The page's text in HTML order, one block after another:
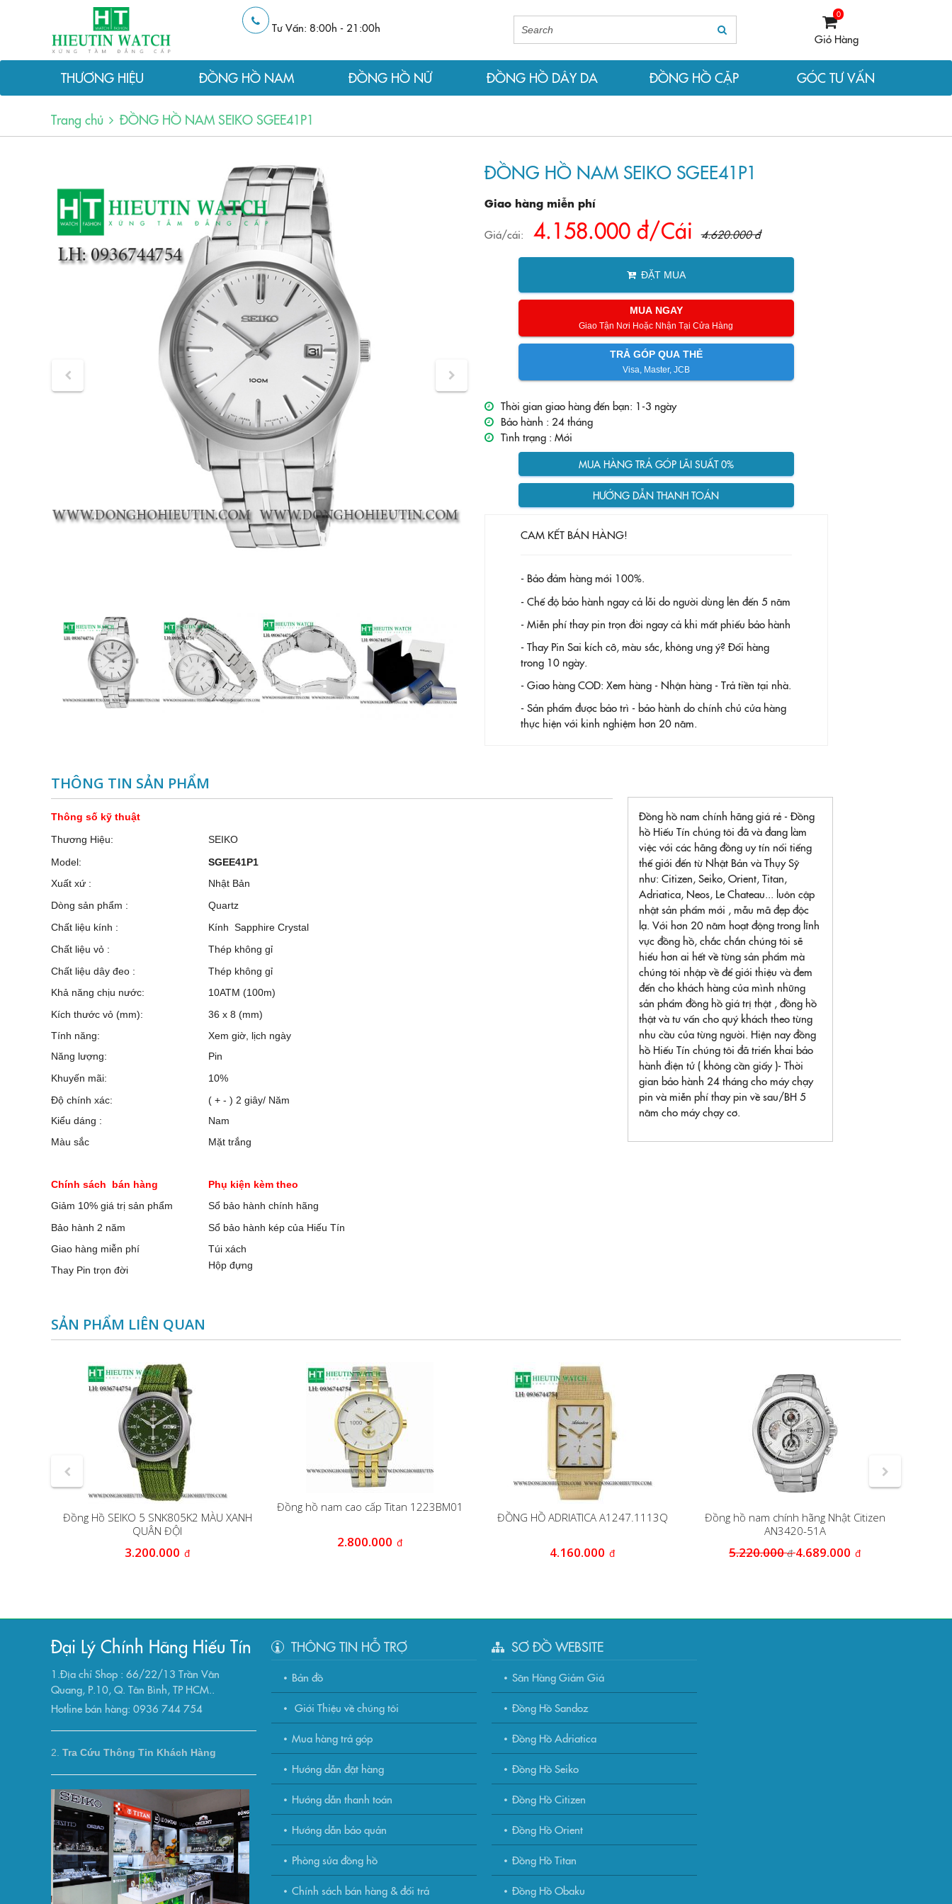
Tư Vấn: 8:00h - 21:00h
0
Giỏ Hàng
THƯƠNG HIỆU ĐỒNG HỒ NAM ĐỒNG HỒ NỮ ĐỒNG HỒ DÂY DA ĐỒNG HỒ CẶP GÓC TƯ VẤN
Trang chủ ĐỒNG HỒ NAM SEIKO SGEE41P1
ĐỒNG HỒ NAM SEIKO SGEE41P1
Giao hàng miễn phí
Giá/cái: 4.158.000 đ/Cái 4.620.000 đ
ĐẶT MUA
MUA NGAY
Giao Tận Nơi Hoặc Nhận Tại Cửa Hàng
TRẢ GÓP QUA THẺ
Visa, Master, JCB
Thời gian giao hàng đến bạn: 1-3 ngày
Bảo hành : 24 tháng
Tình trạng : Mới
MUA HÀNG TRẢ GÓP LÃI SUẤT 0%
HƯỚNG DẪN THANH TOÁN
CAM KẾT BÁN HÀNG!
- Bảo đảm hàng mới 100%.
- Chế độ bảo hành ngay cả lỗi do người dùng lên đến 5 năm
- Miễn phí thay pin trọn đời ngay cả khi mất phiếu bảo hành
- Thay Pin Sai kích cỡ, màu sắc, không ưng ý? Đổi hàng
trong 10 ngày.
- Giao hàng COD: Xem hàng - Nhận hàng - Trả tiền tại nhà.
- Sản phẩm được bảo trì - bảo hành do chính chủ cửa hàng
thực hiện với kinh nghiệm hơn 20 năm.
THÔNG TIN SẢN PHẨM
Thông số kỹ thuật
Thương Hiệu:
SEIKO
Model:
SGEE41P1
Xuất xứ :
Nhật Bản
Dòng sản phẩm :
Quartz
Chất liệu kính :
Kính Sapphire Crystal
Chất liệu vỏ :
Thép không gỉ
Chất liệu dây đeo :
Thép không gỉ
Khả năng chịu nước:
10ATM (100m)
Kích thước vỏ (mm):
36 x 8 (mm)
Tính năng:
Xem giờ, lịch ngày
Năng lượng:
Pin
Khuyến mãi:
10%
Độ chính xác:
( + - ) 2 giây/ Năm
Kiểu dáng :
Nam
Màu sắc
Mặt trắng
Chính sách bán hàng
Phụ kiện kèm theo
Giảm 10% giá trị sản phẩm
Sổ bảo hành chính hãng
Bảo hành 2 năm
Sổ bảo hành kép của Hiếu Tín
Giao hàng miễn phí
Túi xách
Thay Pin trọn đời
Hộp đựng
Đồng hồ nam chính hãng giá rẻ - Đồng
hồ Hiếu Tín chúng tôi đã và đang làm
việc với các hãng đồng uy tín nổi tiếng
thế giới đến từ Nhật Bản và Thụy Sỹ
như: Citizen, Seiko, Orient, Titan,
Adriatica, Neos, Le Chateau... luôn cập
nhật sản phẩm mới , mẫu mã đẹp độc
lạ. Với hơn 20 năm hoạt động trong lĩnh
vực đồng hồ, chắc chắn chúng tôi sẽ
hiểu hơn ai hết về từng sản phẩm mà
chúng tôi nhập về để giới thiệu và đem
đến cho khách hàng của mình những
sản phẩm đồng hồ giá trị thật , đồng hồ
thật và tư vấn cho quý khách theo từng
nhu cầu của từng người. Hiện nay đồng
hồ Hiếu Tín chúng tôi đã triển khai bảo
hành điện tử ( không cần giấy )- Thời
gian bảo hành 24 tháng cho máy chạy
pin và miễn phí thay pin về sau/BH 5
năm cho máy chạy cơ.
SẢN PHẨM LIÊN QUAN
Đồng Hồ SEIKO 5 SNK805K2 MÀU XANH
QUÂN ĐỘI
3.200.000 đ
Đồng hồ nam cao cấp Titan 1223BM01
2.800.000 đ
ĐỒNG HỒ ADRIATICA A1247.1113Q
4.160.000 đ
Đồng hồ nam chính hãng Nhật Citizen
AN3420-51A
5.220.000đ 4.689.000 đ
Đại Lý Chính Hãng Hiếu Tín
1.Địa chỉ Shop : 66/22/13 Trần Văn
Quang, P.10, Q. Tân Bình, TP HCM..
Hotline bán hàng: 0936 744 754
2. Tra Cứu Thông Tin Khách Hàng
THÔNG TIN HỖ TRỢ
Bản đồ
Giới Thiệu về chúng tôi
Mua hàng trả góp
Hướng dẫn đặt hàng
Hướng dẫn thanh toán
Hướng dẫn bảo quản
Phòng sửa đồng hồ
Chính sách bán hàng & đổi trả
SƠ ĐỒ WEBSITE
Săn Hàng Giảm Giá
Đồng Hồ Sandoz
Đồng Hồ Adriatica
Đồng Hồ Seiko
Đồng Hồ Citizen
Đồng Hồ Orient
Đồng Hồ Titan
Đồng Hồ Obaku